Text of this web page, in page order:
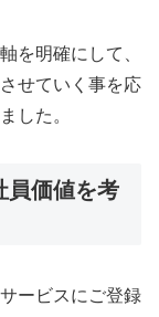
を明確にして、
せていく事を応
した。
員価値を考
ービスにご登録